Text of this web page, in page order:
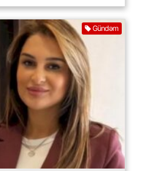
Gündəm